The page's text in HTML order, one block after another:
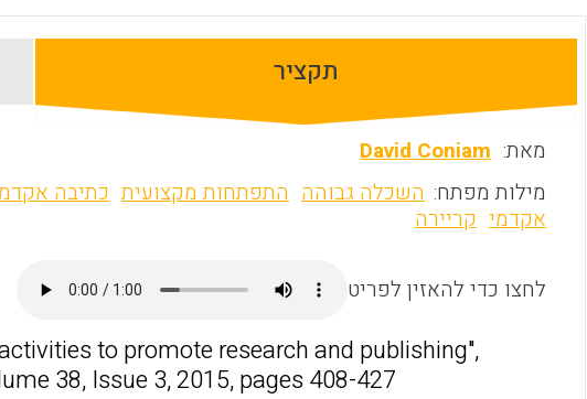
תקציר
מאת: David Coniam
מילות מפתח: השכלה גבוהה התפתחות מקצועית כתיבה
אקדמי קריירה
לחצו כדי להאזין לפריט
to promote research and publishing",
38, Issue 3, 2015, pages 408-427.